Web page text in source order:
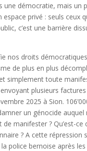
une démocratie, mais un
privé : seuls ceux
c’est une barrière
nos droits démocratiques
de plus en plus
simplement toute
plusieurs
2025 à Sion.
un génocide
manifester ? Qu’est-ce
? A cette répression
police bernoise après